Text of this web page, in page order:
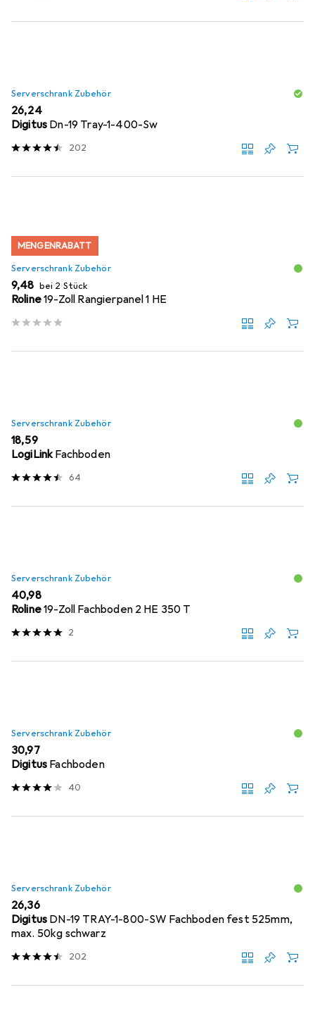
Serverschrank Zubehör
EUR
26,24
Digitus Dn-19 Tray-1-400-Sw
202
MENGENRABATT
Serverschrank Zubehör
EUR
9,48 bei 2 Stück
Roline19-Zoll Rangierpanel 1 HE
Serverschrank Zubehör
EUR
18,59
LogiLinkFachboden
64
Serverschrank Zubehör
EUR
40,98
Roline19-Zoll Fachboden 2 HE 350 T
2
Serverschrank Zubehör
EUR
30,97
Digitus Fachboden
40
Serverschrank Zubehör
EUR
26,36
Digitus DN-19 TRAY-1-800-SW Fachboden fest 525mm,
max. 50kg schwarz
202